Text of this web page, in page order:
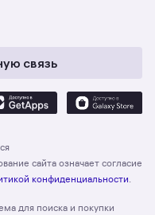
связь
сайта означает согласие
конфиденциальности
для поиска и покупки